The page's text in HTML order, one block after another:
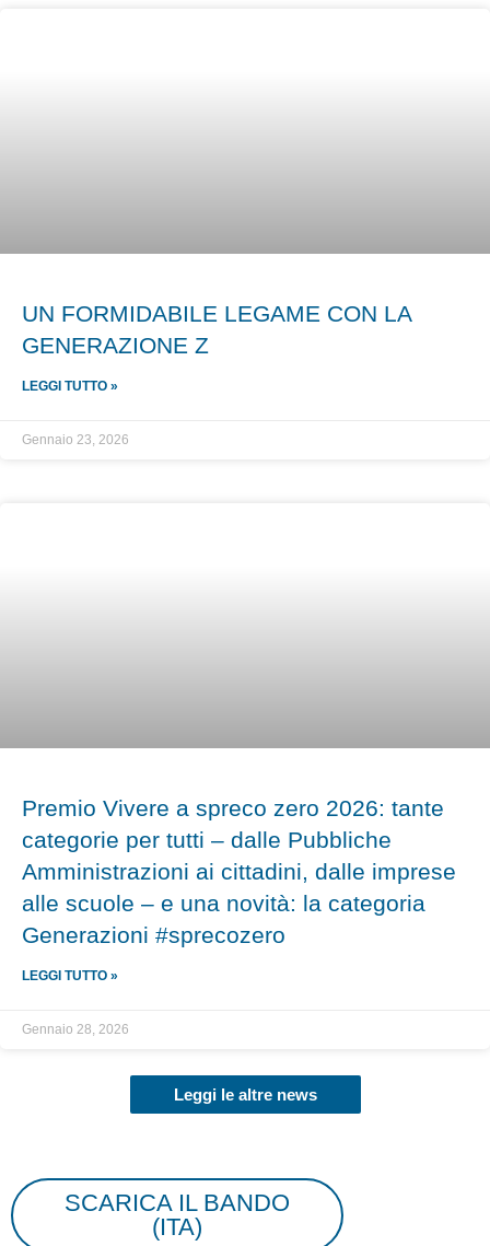
UN FORMIDABILE LEGAME CON LA
GENERAZIONE Z
LEGGI TUTTO »
Gennaio 23, 2026
Premio Vivere a spreco zero 2026: tante
categorie per tutti – dalle Pubbliche
Amministrazioni ai cittadini, dalle imprese
alle scuole – e una novità: la categoria
Generazioni #sprecozero
LEGGI TUTTO »
Gennaio 28, 2026
Leggi le altre news
SCARICA IL BANDO
(ITA)